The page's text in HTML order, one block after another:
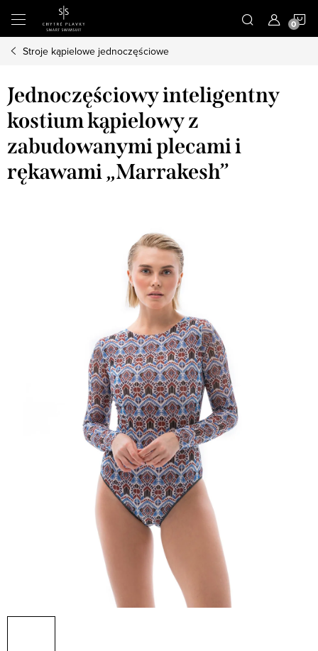
treści
Stroje kąpielowe jednoczęściowe
Jednoczęściowy inteligentny
kostium kąpielowy z
zabudowanymi plecami i
rękawami „Marrakesh”